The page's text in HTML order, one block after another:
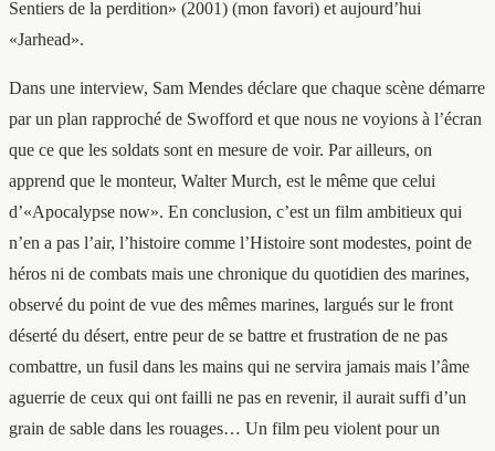
Sentiers de la perdition» (2001) (mon favori) et aujourd’hui
«Jarhead».
Dans une interview, Sam Mendes déclare que chaque scène démarre
par un plan rapproché de Swofford et que nous ne voyions à l’écran
que ce que les soldats sont en mesure de voir. Par ailleurs, on
apprend que le monteur, Walter Murch, est le même que celui
d’«Apocalypse now». En conclusion, c’est un film ambitieux qui
n’en a pas l’air, l’histoire comme l’Histoire sont modestes, point de
héros ni de combats mais une chronique du quotidien des marines,
observé du point de vue des mêmes marines, largués sur le front
déserté du désert, entre peur de se battre et frustration de ne pas
combattre, un fusil dans les mains qui ne servira jamais mais l’âme
aguerrie de ceux qui ont failli ne pas en revenir, il aurait suffi d’un
grain de sable dans les rouages… Un film peu violent pour un